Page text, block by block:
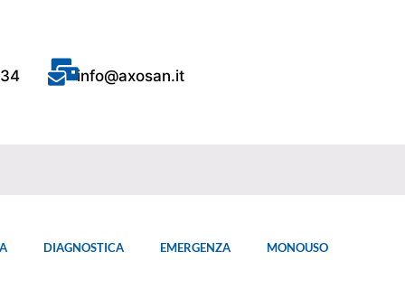
info@axosan.it
DIAGNOSTICA EMERGENZA MONOUSO